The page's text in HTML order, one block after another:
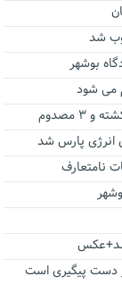
شد
بوشهر
پارس شد
پیگیری است